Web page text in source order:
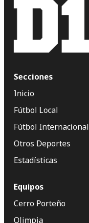
Secciones
Inicio
Fútbol Local
Fútbol Internacional
Otros Deportes
Estadísticas
Equipos
Cerro Porteño
Olimpia